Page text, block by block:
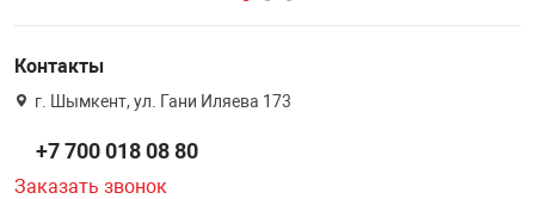
Контакты
г. Шымкент, ул. Гани Иляева 173
+7 700 018 08 80
Заказать звонок